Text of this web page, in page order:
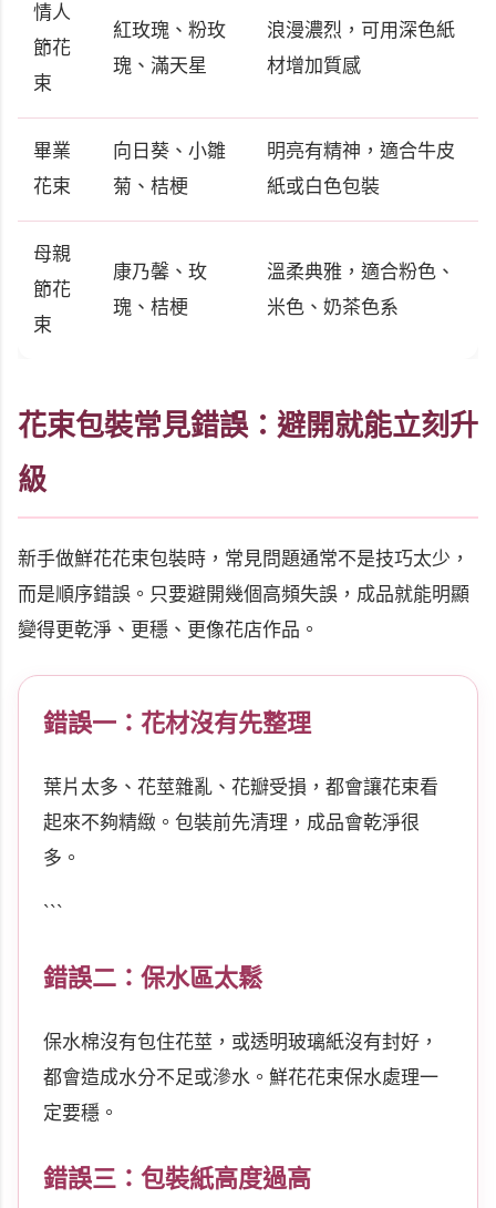
情人
節花
束
紅玫瑰、粉玫
瑰、滿天星
浪漫濃烈，可用深色紙
材增加質感
畢業
花束
向日葵、小雛
菊、桔梗
明亮有精神，適合牛皮
紙或白色包裝
母親
節花
束
康乃馨、玫
瑰、桔梗
溫柔典雅，適合粉色、
米色、奶茶色系
花束包裝常見錯誤：避開就能立刻升
級
新手做鮮花花束包裝時，常見問題通常不是技巧太少，
而是順序錯誤。只要避開幾個高頻失誤，成品就能明顯
變得更乾淨、更穩、更像花店作品。
錯誤一：花材沒有先整理
葉片太多、花莖雜亂、花瓣受損，都會讓花束看
起來不夠精緻。包裝前先清理，成品會乾淨很
多。
```
錯誤二：保水區太鬆
保水棉沒有包住花莖，或透明玻璃紙沒有封好，
都會造成水分不足或滲水。鮮花花束保水處理一
定要穩。
錯誤三：包裝紙高度過高